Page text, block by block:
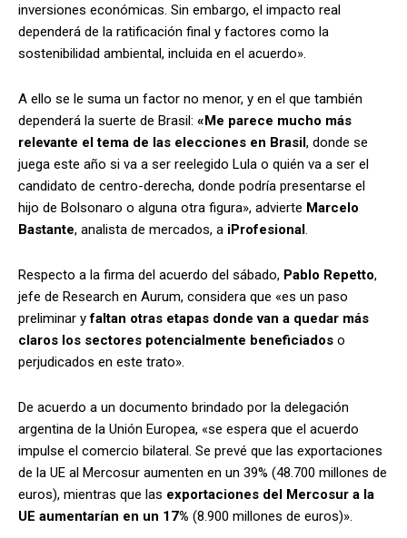
inversiones económicas. Sin embargo, el impacto real
dependerá de la ratificación final y factores como la
sostenibilidad ambiental, incluida en el acuerdo».
A ello se le suma un factor no menor, y en el que también
dependerá la suerte de Brasil: «Me parece mucho más
relevante el tema de las elecciones en Brasil, donde se
juega este año si va a ser reelegido Lula o quién va a ser el
candidato de centro-derecha, donde podría presentarse el
hijo de Bolsonaro o alguna otra figura», advierte Marcelo
Bastante, analista de mercados, a iProfesional.
Respecto a la firma del acuerdo del sábado, Pablo Repetto,
jefe de Research en Aurum, considera que «es un paso
preliminar yfaltan otras etapas donde van a quedar más
claros los sectores potencialmente beneficiados o
perjudicados en este trato».
De acuerdo a un documento brindado por la delegación
argentina de la Unión Europea, «se espera que el acuerdo
impulse el comercio bilateral. Se prevé que las exportaciones
de la UE al Mercosur aumenten en un 39% (48.700 millones de
euros), mientras que las exportaciones del Mercosur a la
UE aumentarían en un 17% (8.900 millones de euros)».